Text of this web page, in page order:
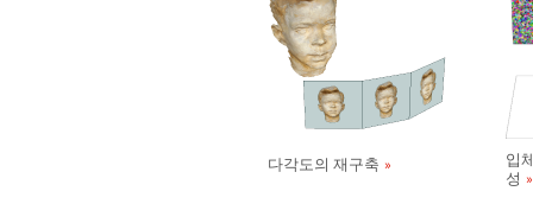
다각도의 재구축
입
성